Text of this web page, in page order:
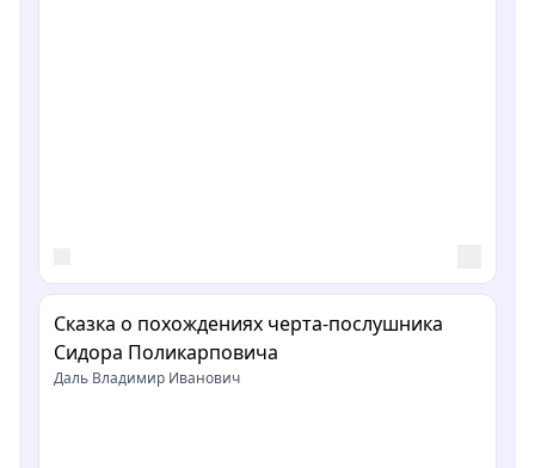
Сказка о похождениях черта-послушника
Сидора Поликарповича
Даль Владимир Иванович